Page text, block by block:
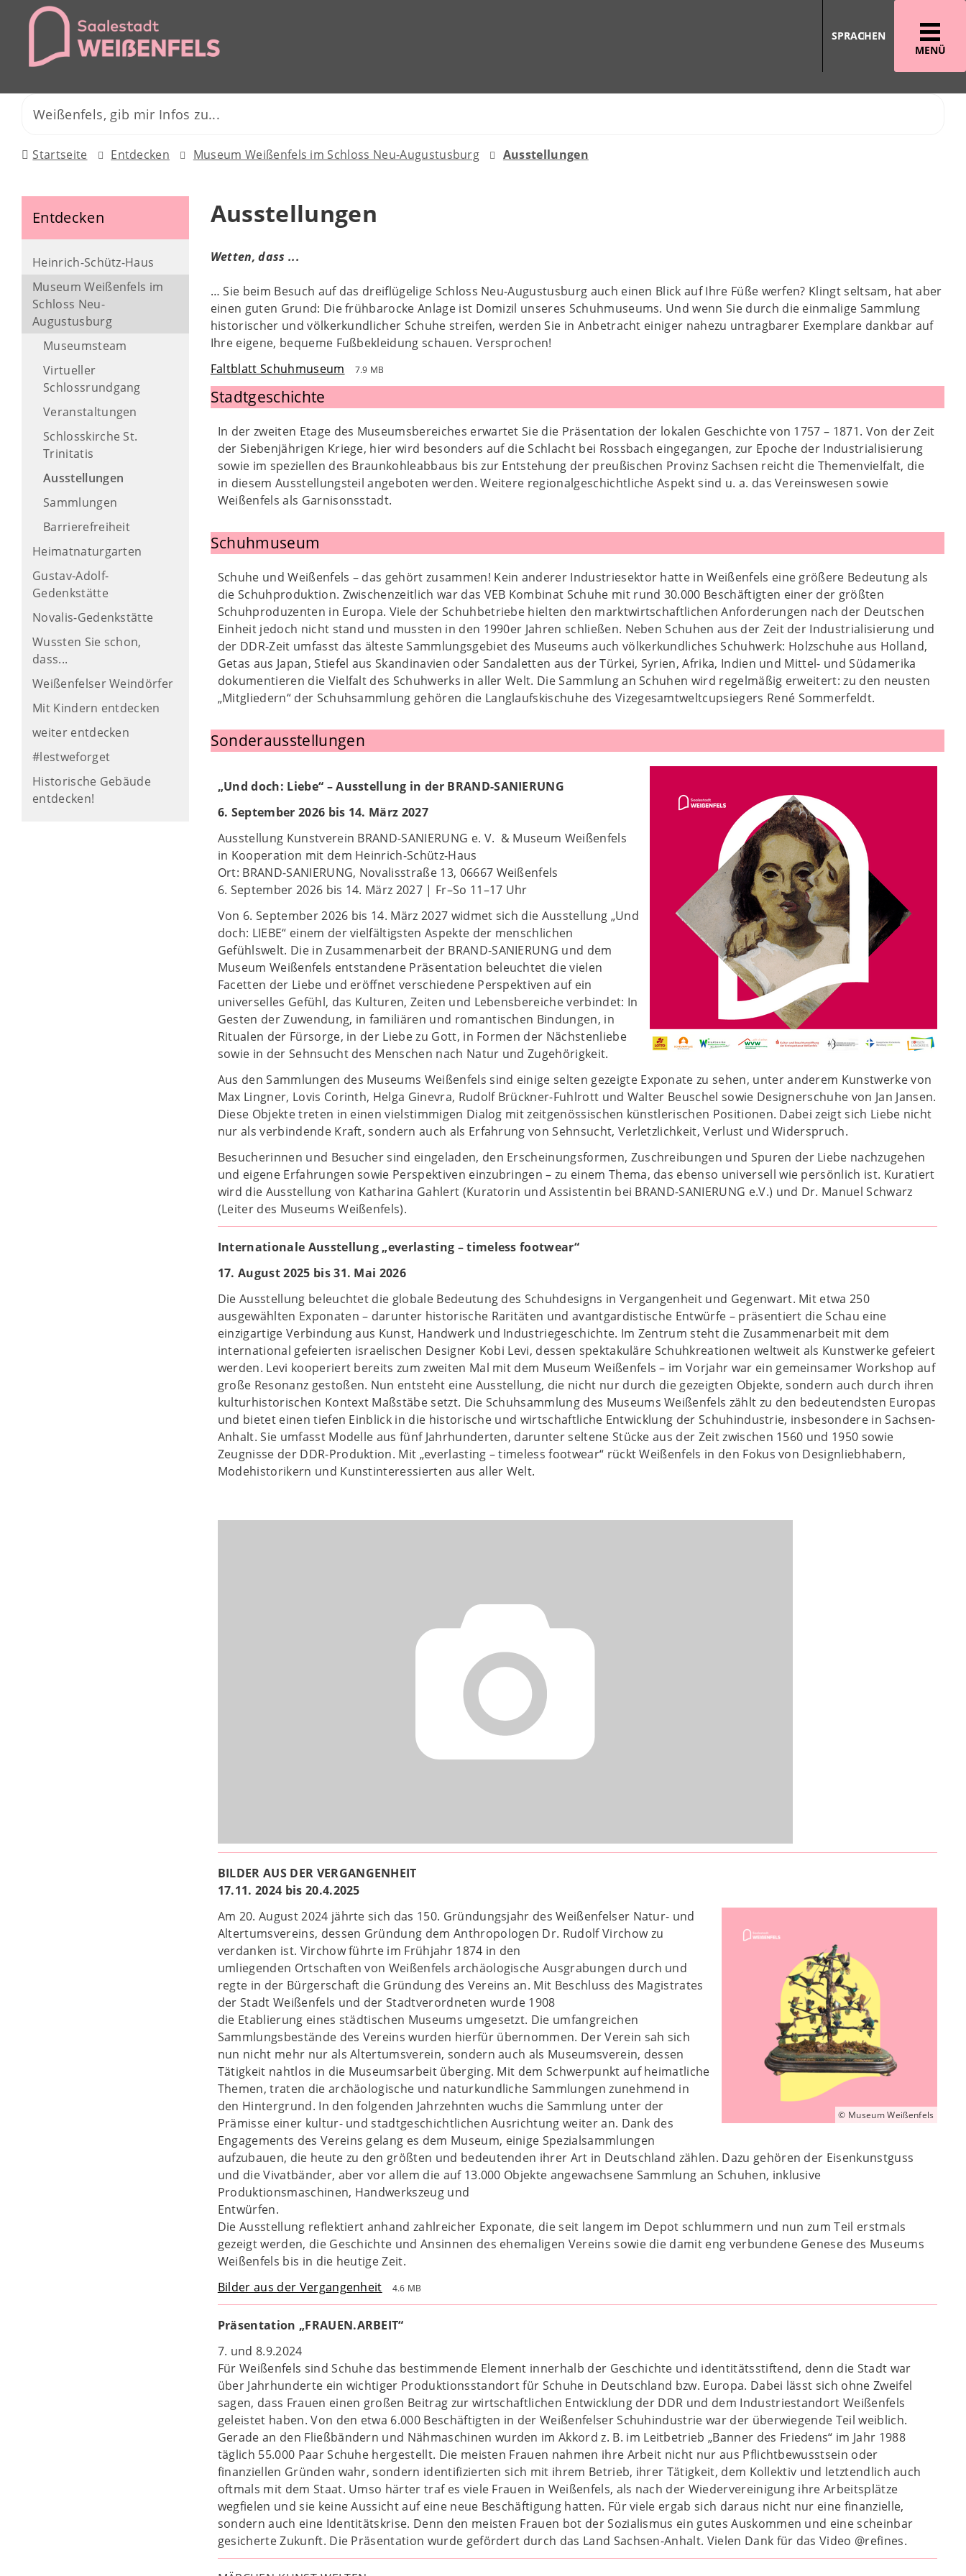
MENÜ
SPRACHEN
Startseite Entdecken Museum Weißenfels im Schloss Neu-Augustusburg Ausstellungen
Entdecken
Heinrich-Schütz-Haus
Museum Weißenfels im
Schloss Neu-
Augustusburg
Museumsteam
Virtueller
Schlossrundgang
Veranstaltungen
Schlosskirche St.
Trinitatis
Ausstellungen
Sammlungen
Barrierefreiheit
Heimatnaturgarten
Gustav-Adolf-
Gedenkstätte
Novalis-Gedenkstätte
Wussten Sie schon,
dass...
Weißenfelser Weindörfer
Mit Kindern entdecken
weiter entdecken
#lestweforget
Historische Gebäude
entdecken!
Ausstellungen
Wetten, dass ...
… Sie beim Besuch auf das dreiflügelige Schloss Neu-Augustusburg auch einen Blick auf Ihre Füße werfen? Klingt seltsam, hat aber
einen guten Grund: Die frühbarocke Anlage ist Domizil unseres Schuhmuseums. Und wenn Sie durch die einmalige Sammlung
historischer und völkerkundlicher Schuhe streifen, werden Sie in Anbetracht einiger nahezu untragbarer Exemplare dankbar auf
Ihre eigene, bequeme Fußbekleidung schauen. Versprochen!
Faltblatt Schuhmuseum
7.9 MB
Stadtgeschichte
In der zweiten Etage des Museumsbereiches erwartet Sie die Präsentation der lokalen Geschichte von 1757 – 1871. Von der Zeit
der Siebenjährigen Kriege, hier wird besonders auf die Schlacht bei Rossbach eingegangen, zur Epoche der Industrialisierung
sowie im speziellen des Braunkohleabbaus bis zur Entstehung der preußischen Provinz Sachsen reicht die Themenvielfalt, die
in diesem Ausstellungsteil angeboten werden. Weitere regionalgeschichtliche Aspekt sind u. a. das Vereinswesen sowie
Weißenfels als Garnisonsstadt.
Schuhmuseum
Schuhe und Weißenfels – das gehört zusammen! Kein anderer Industriesektor hatte in Weißenfels eine größere Bedeutung als
die Schuhproduktion. Zwischenzeitlich war das VEB Kombinat Schuhe mit rund 30.000 Beschäftigten einer der größten
Schuhproduzenten in Europa. Viele der Schuhbetriebe hielten den marktwirtschaftlichen Anforderungen nach der Deutschen
Einheit jedoch nicht stand und mussten in den 1990er Jahren schließen. Neben Schuhen aus der Zeit der Industrialisierung und
der DDR-Zeit umfasst das älteste Sammlungsgebiet des Museums auch völkerkundliches Schuhwerk: Holzschuhe aus Holland,
Getas aus Japan, Stiefel aus Skandinavien oder Sandaletten aus der Türkei, Syrien, Afrika, Indien und Mittel- und Südamerika
dokumentieren die Vielfalt des Schuhwerks in aller Welt. Die Sammlung an Schuhen wird regelmäßig erweitert: zu den neusten
„Mitgliedern“ der Schuhsammlung gehören die Langlaufskischuhe des Vizegesamtweltcupsiegers René Sommerfeldt.
Sonderausstellungen
„Und doch: Liebe“ – Ausstellung in der BRAND-SANIERUNG
6. September 2026 bis 14. März 2027
Ausstellung Kunstverein BRAND-SANIERUNG e. V. & Museum Weißenfels
in Kooperation mit dem Heinrich-Schütz-Haus
Ort: BRAND-SANIERUNG, Novalisstraße 13, 06667 Weißenfels
6. September 2026 bis 14. März 2027 | Fr–So 11–17 Uhr
Von 6. September 2026 bis 14. März 2027 widmet sich die Ausstellung „Und
doch: LIEBE“ einem der vielfältigsten Aspekte der menschlichen
Gefühlswelt. Die in Zusammenarbeit der BRAND-SANIERUNG und dem
Museum Weißenfels entstandene Präsentation beleuchtet die vielen
Facetten der Liebe und eröffnet verschiedene Perspektiven auf ein
universelles Gefühl, das Kulturen, Zeiten und Lebensbereiche verbindet: In
Gesten der Zuwendung, in familiären und romantischen Bindungen, in
Ritualen der Fürsorge, in der Liebe zu Gott, in Formen der Nächstenliebe
sowie in der Sehnsucht des Menschen nach Natur und Zugehörigkeit.
Aus den Sammlungen des Museums Weißenfels sind einige selten gezeigte Exponate zu sehen, unter anderem Kunstwerke von
Max Lingner, Lovis Corinth, Helga Ginevra, Rudolf Brückner-Fuhlrott und Walter Beuschel sowie Designerschuhe von Jan Jansen.
Diese Objekte treten in einen vielstimmigen Dialog mit zeitgenössischen künstlerischen Positionen. Dabei zeigt sich Liebe nicht
nur als verbindende Kraft, sondern auch als Erfahrung von Sehnsucht, Verletzlichkeit, Verlust und Widerspruch.
Besucherinnen und Besucher sind eingeladen, den Erscheinungsformen, Zuschreibungen und Spuren der Liebe nachzugehen
und eigene Erfahrungen sowie Perspektiven einzubringen – zu einem Thema, das ebenso universell wie persönlich ist. Kuratiert
wird die Ausstellung von Katharina Gahlert (Kuratorin und Assistentin bei BRAND-SANIERUNG e.V.) und Dr. Manuel Schwarz
(Leiter des Museums Weißenfels).
Internationale Ausstellung „everlasting – timeless footwear“
17. August 2025 bis 31. Mai 2026
Die Ausstellung beleuchtet die globale Bedeutung des Schuhdesigns in Vergangenheit und Gegenwart. Mit etwa 250
ausgewählten Exponaten – darunter historische Raritäten und avantgardistische Entwürfe – präsentiert die Schau eine
einzigartige Verbindung aus Kunst, Handwerk und Industriegeschichte. Im Zentrum steht die Zusammenarbeit mit dem
international gefeierten israelischen Designer Kobi Levi, dessen spektakuläre Schuhkreationen weltweit als Kunstwerke gefeiert
werden. Levi kooperiert bereits zum zweiten Mal mit dem Museum Weißenfels – im Vorjahr war ein gemeinsamer Workshop auf
große Resonanz gestoßen. Nun entsteht eine Ausstellung, die nicht nur durch die gezeigten Objekte, sondern auch durch ihren
kulturhistorischen Kontext Maßstäbe setzt. Die Schuhsammlung des Museums Weißenfels zählt zu den bedeutendsten Europas
und bietet einen tiefen Einblick in die historische und wirtschaftliche Entwicklung der Schuhindustrie, insbesondere in Sachsen-
Anhalt. Sie umfasst Modelle aus fünf Jahrhunderten, darunter seltene Stücke aus der Zeit zwischen 1560 und 1950 sowie
Zeugnisse der DDR-Produktion. Mit „everlasting – timeless footwear“ rückt Weißenfels in den Fokus von Designliebhabern,
Modehistorikern und Kunstinteressierten aus aller Welt.
BILDER AUS DER VERGANGENHEIT
17.11. 2024 bis 20.4.2025
© Museum Weißenfels
Am 20. August 2024 jährte sich das 150. Gründungsjahr des Weißenfelser Natur- und
Altertumsvereins, dessen Gründung dem Anthropologen Dr. Rudolf Virchow zu
verdanken ist. Virchow führte im Frühjahr 1874 in den
umliegenden Ortschaften von Weißenfels archäologische Ausgrabungen durch und
regte in der Bürgerschaft die Gründung des Vereins an. Mit Beschluss des Magistrates
der Stadt Weißenfels und der Stadtverordneten wurde 1908
die Etablierung eines städtischen Museums umgesetzt. Die umfangreichen
Sammlungsbestände des Vereins wurden hierfür übernommen. Der Verein sah sich
nun nicht mehr nur als Altertumsverein, sondern auch als Museumsverein, dessen
Tätigkeit nahtlos in die Museumsarbeit überging. Mit dem Schwerpunkt auf heimatliche
Themen, traten die archäologische und naturkundliche Sammlungen zunehmend in
den Hintergrund. In den folgenden Jahrzehnten wuchs die Sammlung unter der
Prämisse einer kultur- und stadtgeschichtlichen Ausrichtung weiter an. Dank des
Engagements des Vereins gelang es dem Museum, einige Spezialsammlungen
aufzubauen, die heute zu den größten und bedeutenden ihrer Art in Deutschland zählen. Dazu gehören der Eisenkunstguss
und die Vivatbänder, aber vor allem die auf 13.000 Objekte angewachsene Sammlung an Schuhen, inklusive
Produktionsmaschinen, Handwerkszeug und
Entwürfen.
Die Ausstellung reflektiert anhand zahlreicher Exponate, die seit langem im Depot schlummern und nun zum Teil erstmals
gezeigt werden, die Geschichte und Ansinnen des ehemaligen Vereins sowie die damit eng verbundene Genese des Museums
Weißenfels bis in die heutige Zeit.
Bilder aus der Vergangenheit
4.6 MB
Präsentation „FRAUEN.ARBEIT“
7. und 8.9.2024
Für Weißenfels sind Schuhe das bestimmende Element innerhalb der Geschichte und identitätsstiftend, denn die Stadt war
über Jahrhunderte ein wichtiger Produktionsstandort für Schuhe in Deutschland bzw. Europa. Dabei lässt sich ohne Zweifel
sagen, dass Frauen einen großen Beitrag zur wirtschaftlichen Entwicklung der DDR und dem Industriestandort Weißenfels
geleistet haben. Von den etwa 6.000 Beschäftigten in der Weißenfelser Schuhindustrie war der überwiegende Teil weiblich.
Gerade an den Fließbändern und Nähmaschinen wurden im Akkord z. B. im Leitbetrieb „Banner des Friedens“ im Jahr 1988
täglich 55.000 Paar Schuhe hergestellt. Die meisten Frauen nahmen ihre Arbeit nicht nur aus Pflichtbewusstsein oder
finanziellen Gründen wahr, sondern identifizierten sich mit ihrem Betrieb, ihrer Tätigkeit, dem Kollektiv und letztendlich auch
oftmals mit dem Staat. Umso härter traf es viele Frauen in Weißenfels, als nach der Wiedervereinigung ihre Arbeitsplätze
wegfielen und sie keine Aussicht auf eine neue Beschäftigung hatten. Für viele ergab sich daraus nicht nur eine finanzielle,
sondern auch eine Identitätskrise. Denn den meisten Frauen bot der Sozialismus ein gutes Auskommen und eine scheinbar
gesicherte Zukunft. Die Präsentation wurde gefördert durch das Land Sachsen-Anhalt. Vielen Dank für das Video @refines.